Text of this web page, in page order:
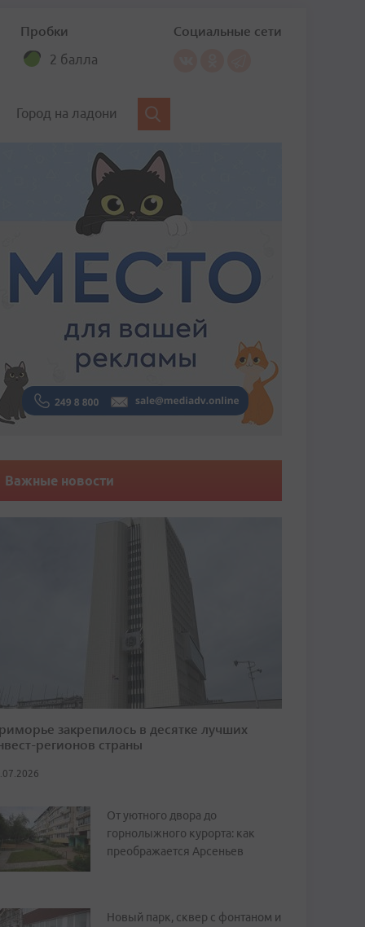
Пробки
2 балла
Социальные сети
Город на ладони
Важные новости
закрепилось в десятке лучших
регионов страны
От уютного двора до
горнолыжного курорта: как
преображается Арсеньев
Новый парк, сквер с фонтаном и